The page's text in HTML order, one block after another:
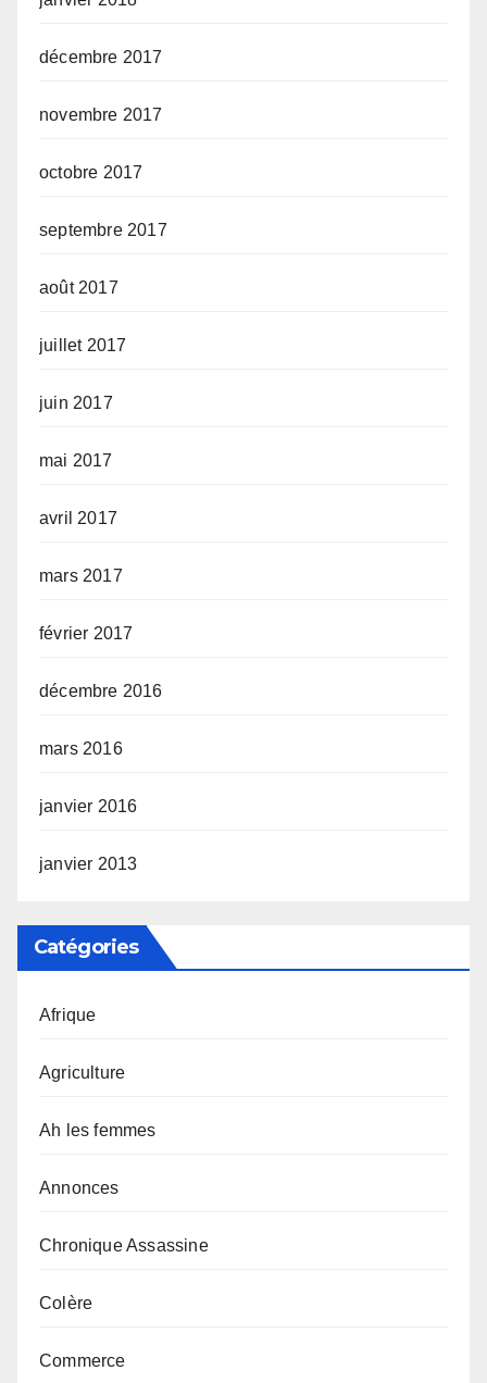
décembre 2017
novembre 2017
octobre 2017
septembre 2017
août 2017
juillet 2017
juin 2017
mai 2017
avril 2017
mars 2017
février 2017
décembre 2016
mars 2016
janvier 2016
janvier 2013
Catégories
Afrique
Agriculture
Ah les femmes
Annonces
Chronique Assassine
Colère
Commerce